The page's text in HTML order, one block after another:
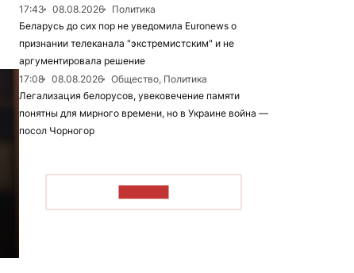
17:43
08.08.2026
Политика
Беларусь до сих пор не уведомила Euronews о
признании телеканала "экстремистским" и не
аргументировала решение
17:08
08.08.2026
Общество, Политика
Легализация белорусов, увековечение памяти
понятны для мирного времени, но в Украине война —
посол Чорногор